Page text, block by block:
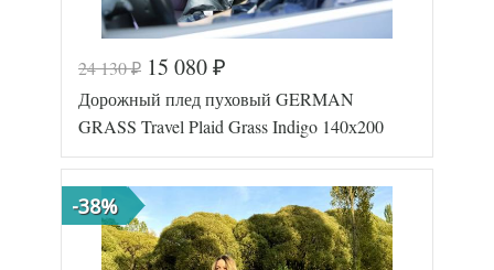
Код товара
577-725
Артикул
GG-26131
7
покрывала
Ткань
Лаке/
Производитель
German
Grass
(Австрия)
24 130₽ 15 080 ₽
Дорожный плед пуховый GERMAN
GRASS Travel Plaid Grass Indigo 140х200
-38%